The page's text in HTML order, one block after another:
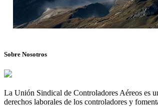
Sobre Nosotros
La Unión Sindical de Controladores Aéreos es
derechos laborales de los controladores y